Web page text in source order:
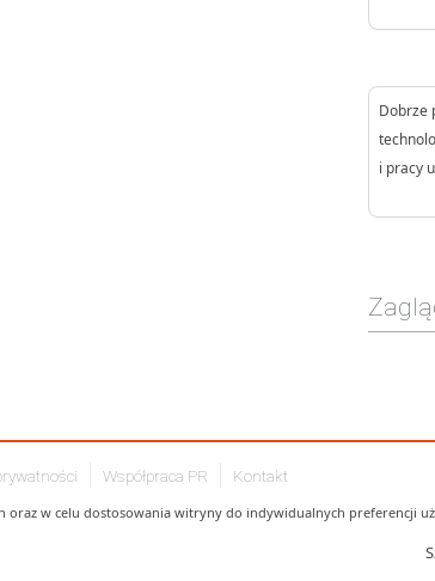
Dobrze
i pracy
Współpraca PR Kontakt
oraz w celu dostosowania witryny do indywidualnych preferencji